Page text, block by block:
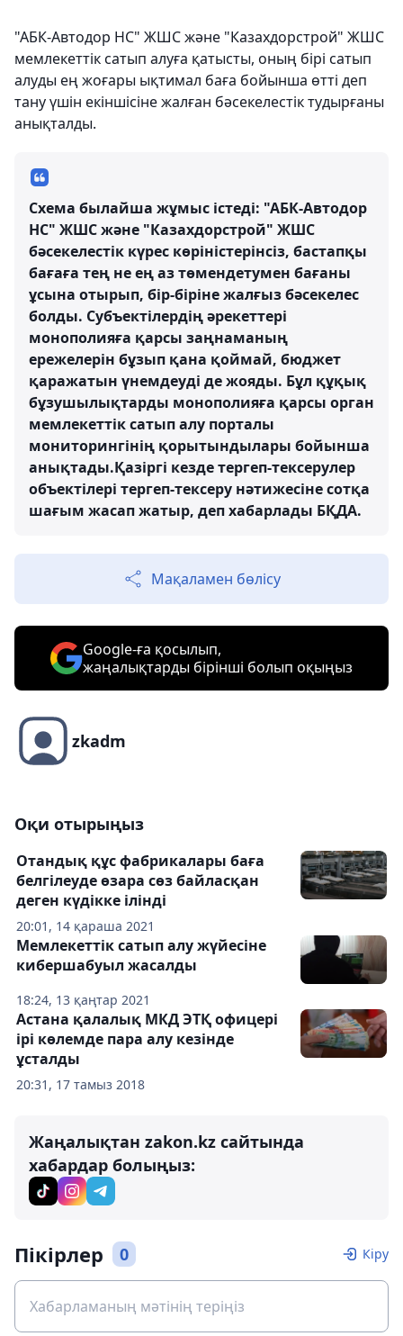
"АБК-Автодор НС" ЖШС және "Казахдорстрой" ЖШС
мемлекеттік сатып алуға қатысты, оның бірі сатып
алуды ең жоғары ықтимал баға бойынша өтті деп
тану үшін екіншісіне жалған бәсекелестік тудырғаны
анықталды.
Схема былайша жұмыс істеді: "АБК-Автодор
НС" ЖШС және "Казахдорстрой" ЖШС
бәсекелестік күрес көріністерінсіз, бастапқы
бағаға тең не ең аз төмендетумен бағаны
ұсына отырып, бір-біріне жалғыз бәсекелес
болды. Субъектілердің әрекеттері
монополияға қарсы заңнаманың
ережелерін бұзып қана қоймай, бюджет
қаражатын үнемдеуді де жояды. Бұл құқық
бұзушылықтарды монополияға қарсы орган
мемлекеттік сатып алу порталы
мониторингінің қорытындылары бойынша
анықтады.Қазіргі кезде тергеп-тексерулер
объектілері тергеп-тексеру нәтижесіне сотқа
шағым жасап жатыр, деп хабарлады БҚДА.
Мақаламен бөлісу
Google-ға қосылып,
жаңалықтарды бірінші болып оқыңыз
zkadm
Оқи отырыңыз
20:01, 14 қараша 2021
Отандық құс фабрикалары баға
белгілеуде өзара сөз байласқан
деген күдікке ілінді
18:24, 13 қаңтар 2021
Мемлекеттік сатып алу жүйесіне
кибершабуыл жасалды
20:31, 17 тамыз 2018
Астана қалалық МКД ЭТҚ офицері
ірі көлемде пара алу кезінде
ұсталды
Жаңалықтан zakon.kz сайтында
хабардар болыңыз:
Пікірлер 0 Кіру